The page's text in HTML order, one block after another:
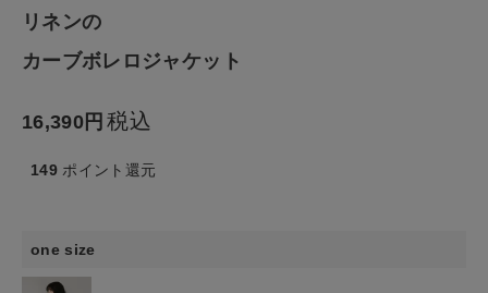
食品
リネンの
カーブボレロジャケット
16,390 税込
149 ポイント還元
one size